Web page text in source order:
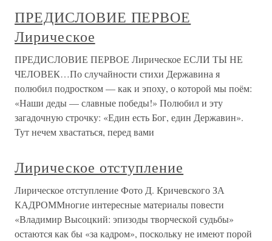
ПРЕДИСЛОВИЕ ПЕРВОЕ
Лирическое
ПРЕДИСЛОВИЕ ПЕРВОЕ Лирическое ЕСЛИ ТЫ НЕ
ЧЕЛОВЕК…По случайности стихи Державина я
полюбил подростком — как и эпоху, о которой мы поём:
«Наши деды — славные победы!» Полюбил и эту
загадочную строчку: «Един есть Бог, един Державин».
Тут нечем хвастаться, перед вами
Лирическое отступление
Лирическое отступление Фото Д. Кричевского ЗА
КАДРОММногие интересные материалы повести
«Владимир Высоцкий: эпизоды творческой судьбы»
остаются как бы «за кадром», поскольку не имеют порой